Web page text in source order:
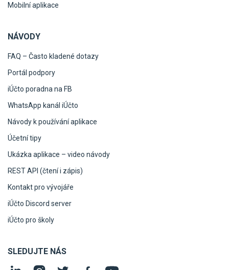
Mobilní aplikace
NÁVODY
FAQ – Často kladené dotazy
Portál podpory
iÚčto poradna na FB
WhatsApp kanál iÚčto
Návody k používání aplikace
Účetní tipy
Ukázka aplikace – video návody
REST API (čtení i zápis)
Kontakt pro vývojáře
iÚčto Discord server
iÚčto pro školy
SLEDUJTE NÁS